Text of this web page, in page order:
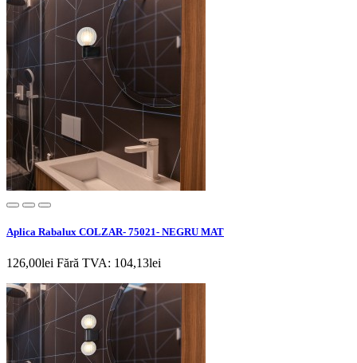
Aplica Rabalux COLZAR- 75021- NEGRU MAT
126,00lei Fără TVA: 104,13lei